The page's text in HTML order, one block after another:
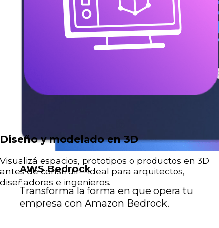
AWS Bedrock
Transforma la forma en que opera tu
empresa con Amazon Bedrock.
Diseño y modelado en 3D
Visualizá espacios, prototipos o productos en 3D
antes de construir—ideal para arquitectos,
diseñadores e ingenieros.